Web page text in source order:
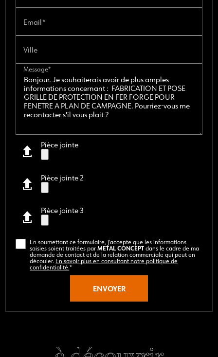
Email*
Ville
Message*
Pièce jointe
Pièce jointe 2
Pièce jointe 3
En soumettant ce formulaire, j'accepte que les informations
saisies soient traitées parMETAL CONCEPT dans le cadre de ma
demande de contact et de la relation commerciale qui peut en
découler. En savoir plus en consultant notre politique de
confidentialité.*